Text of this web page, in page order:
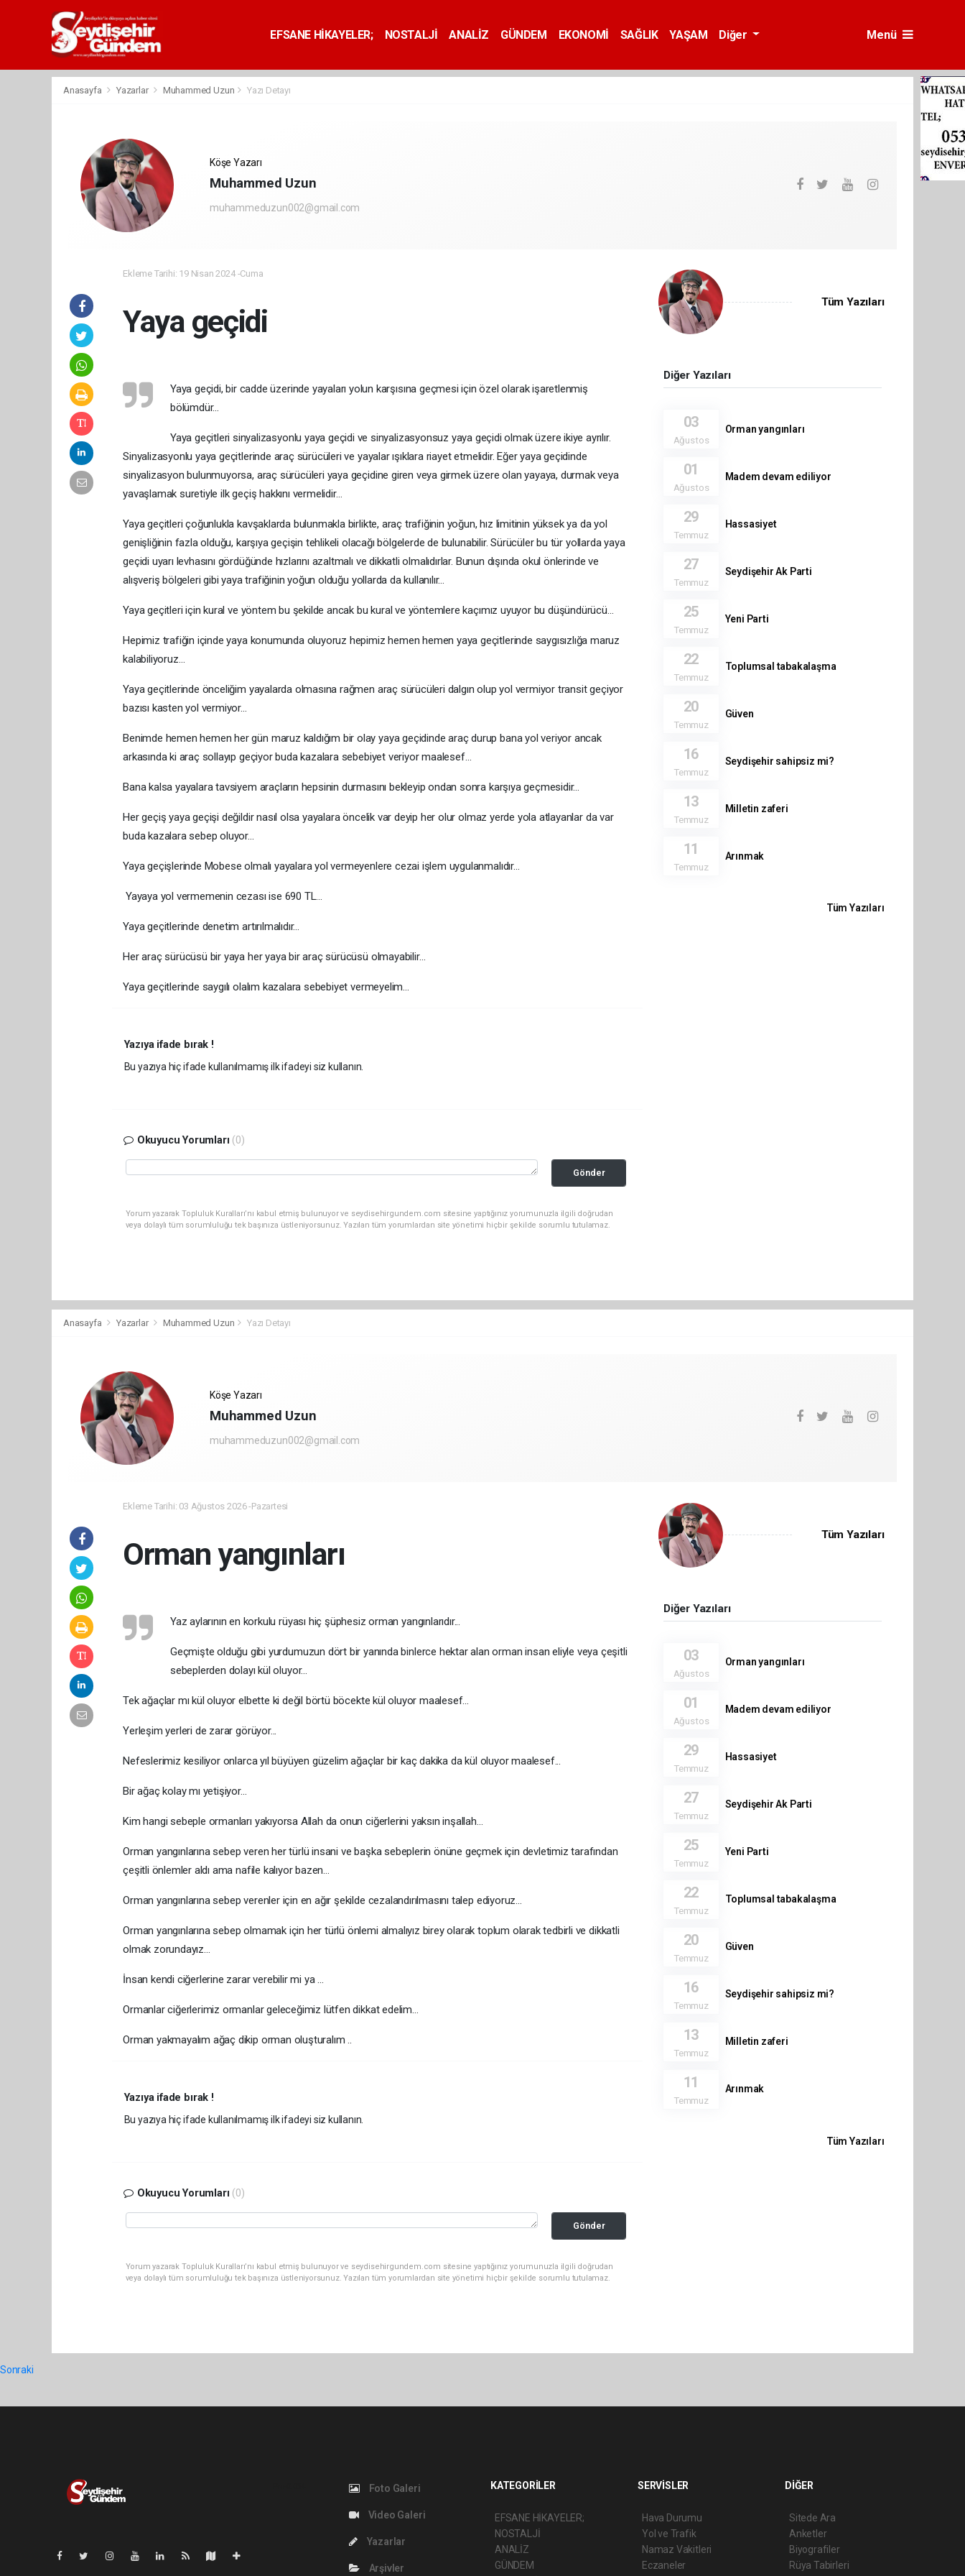
EFSANE HİKAYELER; NOSTALJİ ANALİZ GÜNDEM EKONOMİ SAĞLIK YAŞAM Diğer Menü
Anasayfa Yazarlar Muhammed Uzun Yazı Detayı
Köşe Yazarı
Muhammed Uzun
muhammeduzun002@gmail.com
Ekleme Tarihi: 19 Nisan 2024 -Cuma
Yaya geçidi
Yaya geçidi, bir cadde üzerinde yayaları yolun karşısına geçmesi için özel olarak işaretlenmiş
bölümdür…
Yaya geçitleri sinyalizasyonlu yaya geçidi ve sinyalizasyonsuz yaya geçidi olmak üzere ikiye ayrılır.
Sinyalizasyonlu yaya geçitlerinde araç sürücüleri ve yayalar ışıklara riayet etmelidir. Eğer yaya geçidinde
sinyalizasyon bulunmuyorsa, araç sürücüleri yaya geçidine giren veya girmek üzere olan yayaya, durmak veya
yavaşlamak suretiyle ilk geçiş hakkını vermelidir…
Yaya geçitleri çoğunlukla kavşaklarda bulunmakla birlikte, araç trafiğinin yoğun, hız limitinin yüksek ya da yol
genişliğinin fazla olduğu, karşıya geçişin tehlikeli olacağı bölgelerde de bulunabilir. Sürücüler bu tür yollarda yaya
geçidi uyarı levhasını gördüğünde hızlarını azaltmalı ve dikkatli olmalıdırlar. Bunun dışında okul önlerinde ve
alışveriş bölgeleri gibi yaya trafiğinin yoğun olduğu yollarda da kullanılır…
Yaya geçitleri için kural ve yöntem bu şekilde ancak bu kural ve yöntemlere kaçımız uyuyor bu düşündürücü…
Hepimiz trafiğin içinde yaya konumunda oluyoruz hepimiz hemen hemen yaya geçitlerinde saygısızlığa maruz
kalabiliyoruz…
Yaya geçitlerinde önceliğim yayalarda olmasına rağmen araç sürücüleri dalgın olup yol vermiyor transit geçiyor
bazısı kasten yol vermiyor…
Benimde hemen hemen her gün maruz kaldığım bir olay yaya geçidinde araç durup bana yol veriyor ancak
arkasında ki araç sollayıp geçiyor buda kazalara sebebiyet veriyor maalesef…
Bana kalsa yayalara tavsiyem araçların hepsinin durmasını bekleyip ondan sonra karşıya geçmesidir…
Her geçiş yaya geçişi değildir nasıl olsa yayalara öncelik var deyip her olur olmaz yerde yola atlayanlar da var
buda kazalara sebep oluyor…
Yaya geçişlerinde Mobese olmalı yayalara yol vermeyenlere cezai işlem uygulanmalıdır…
Yayaya yol vermemenin cezası ise 690 TL…
Yaya geçitlerinde denetim artırılmalıdır…
Her araç sürücüsü bir yaya her yaya bir araç sürücüsü olmayabilir…
Yaya geçitlerinde saygılı olalım kazalara sebebiyet vermeyelim…
Yazıya ifade bırak !
Bu yazıya hiç ifade kullanılmamış ilk ifadeyi siz kullanın.
Okuyucu Yorumları (0)
Gönder
Yorum yazarak Topluluk Kuralları’nı kabul etmiş bulunuyor ve seydisehirgundem.com sitesine yaptığınız yorumunuzla ilgili doğrudan
veya dolaylı tüm sorumluluğu tek başınıza üstleniyorsunuz. Yazılan tüm yorumlardan site yönetimi hiçbir şekilde sorumlu tutulamaz.
Tüm Yazıları
Diğer Yazıları
03
Ağustos
Orman yangınları
01
Ağustos
Madem devam ediliyor
29
Temmuz
Hassasiyet
27
Temmuz
Seydişehir Ak Parti
25
Temmuz
Yeni Parti
22
Temmuz
Toplumsal tabakalaşma
20
Temmuz
Güven
16
Temmuz
Seydişehir sahipsiz mi?
13
Temmuz
Milletin zaferi
11
Temmuz
Arınmak
Tüm Yazıları
Anasayfa Yazarlar Muhammed Uzun Yazı Detayı
Köşe Yazarı
Muhammed Uzun
muhammeduzun002@gmail.com
Ekleme Tarihi: 03 Ağustos 2026 -Pazartesi
Orman yangınları
Yaz aylarının en korkulu rüyası hiç şüphesiz orman yangınlarıdır...
Geçmişte olduğu gibi yurdumuzun dört bir yanında binlerce hektar alan orman insan eliyle veya çeşitli
sebeplerden dolayı kül oluyor...
Tek ağaçlar mı kül oluyor elbette ki değil börtü böcekte kül oluyor maalesef...
Yerleşim yerleri de zarar görüyor...
Nefeslerimiz kesiliyor onlarca yıl büyüyen güzelim ağaçlar bir kaç dakika da kül oluyor maalesef...
Bir ağaç kolay mı yetişiyor...
Kim hangi sebeple ormanları yakıyorsa Allah da onun ciğerlerini yaksın inşallah...
Orman yangınlarına sebep veren her türlü insani ve başka sebeplerin önüne geçmek için devletimiz tarafından
çeşitli önlemler aldı ama nafile kalıyor bazen...
Orman yangınlarına sebep verenler için en ağır şekilde cezalandırılmasını talep ediyoruz...
Orman yangınlarına sebep olmamak için her türlü önlemi almalıyız birey olarak toplum olarak tedbirli ve dikkatli
olmak zorundayız...
İnsan kendi ciğerlerine zarar verebilir mi ya ...
Ormanlar ciğerlerimiz ormanlar geleceğimiz lütfen dikkat edelim...
Orman yakmayalım ağaç dikip orman oluşturalım ..
Yazıya ifade bırak !
Bu yazıya hiç ifade kullanılmamış ilk ifadeyi siz kullanın.
Okuyucu Yorumları (0)
Gönder
Yorum yazarak Topluluk Kuralları’nı kabul etmiş bulunuyor ve seydisehirgundem.com sitesine yaptığınız yorumunuzla ilgili doğrudan
veya dolaylı tüm sorumluluğu tek başınıza üstleniyorsunuz. Yazılan tüm yorumlardan site yönetimi hiçbir şekilde sorumlu tutulamaz.
Tüm Yazıları
Diğer Yazıları
03
Ağustos
Orman yangınları
01
Ağustos
Madem devam ediliyor
29
Temmuz
Hassasiyet
27
Temmuz
Seydişehir Ak Parti
25
Temmuz
Yeni Parti
22
Temmuz
Toplumsal tabakalaşma
20
Temmuz
Güven
16
Temmuz
Seydişehir sahipsiz mi?
13
Temmuz
Milletin zaferi
11
Temmuz
Arınmak
Tüm Yazıları
Sonraki
Foto Galeri
Video Galeri
Yazarlar
Arşivler
KATEGORİLER
EFSANE HİKAYELER;
NOSTALJİ
ANALİZ
GÜNDEM
SERVİSLER
Hava Durumu
Yol ve Trafik
Namaz Vakitleri
Eczaneler
DİĞER
Sitede Ara
Anketler
Biyografiler
Rüya Tabirleri